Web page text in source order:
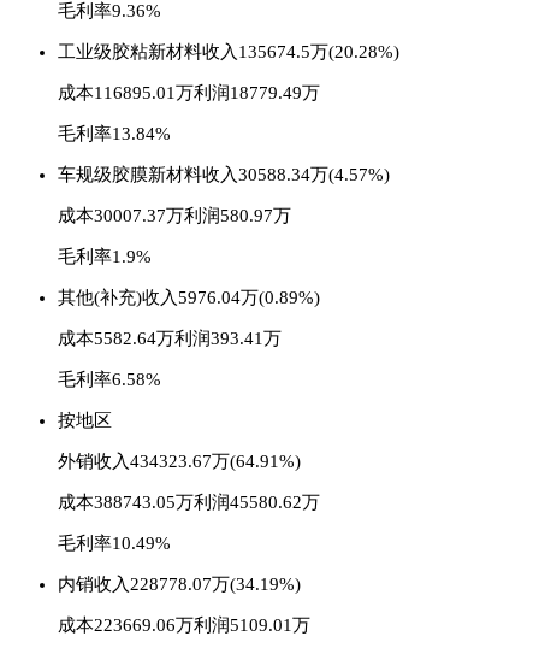
毛利率9.36%
工业级胶粘新材料收入135674.5万(20.28%)
成本116895.01万利润18779.49万
毛利率13.84%
车规级胶膜新材料收入30588.34万(4.57%)
成本30007.37万利润580.97万
毛利率1.9%
其他(补充)收入5976.04万(0.89%)
成本5582.64万利润393.41万
毛利率6.58%
按地区
外销收入434323.67万(64.91%)
成本388743.05万利润45580.62万
毛利率10.49%
内销收入228778.07万(34.19%)
成本223669.06万利润5109.01万